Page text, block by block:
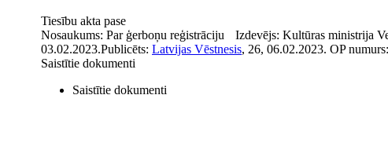
Tiesību akta pase
Nosaukums: Par ģerboņu reģistrāciju Izdevējs: Kultūras ministrija
03.02.2023.Publicēts: Latvijas Vēstnesis, 26, 06.02.2023. OP numurs:
Saistītie dokumenti
Saistītie dokumenti